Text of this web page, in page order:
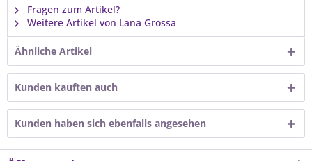
Fragen zum Artikel?
Weitere Artikel von Lana Grossa
Ähnliche Artikel
Kunden kauften auch
Kunden haben sich ebenfalls angesehen